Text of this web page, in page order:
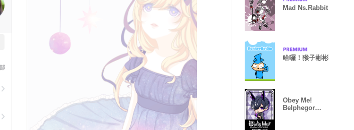
Mad Ns.Rabbit
哈囉！猴子彬彬
Obey Me!
Belphegor